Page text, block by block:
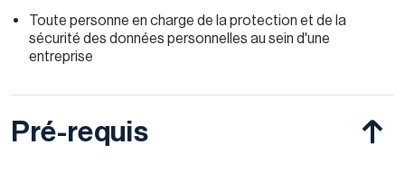
Toute personne en charge de la protection et de la
sécurité des données personnelles au sein d'une
entreprise
Pré-requis